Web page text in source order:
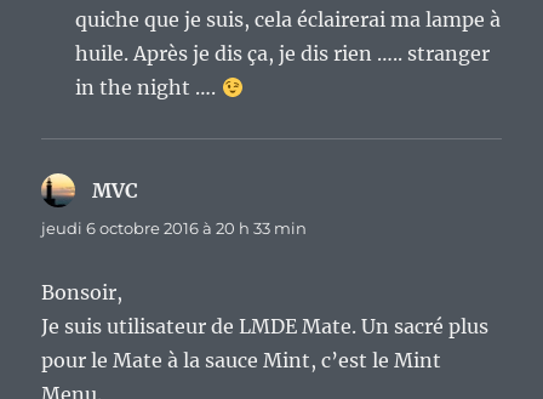
quiche que je suis, cela éclairerai ma lampe à
huile. Après je dis ça, je dis rien ….. stranger
in the night ….
MVC
jeudi 6 octobre 2016 à 20 h 33 min
Bonsoir,
Je suis utilisateur de LMDE Mate. Un sacré plus
pour le Mate à la sauce Mint, c’est le Mint